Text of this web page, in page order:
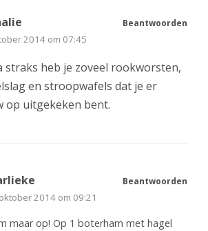
2014 om 07:45
straks heb je zoveel rookworsten,
en stroopwafels dat je er
op uitgekeken bent.
Beantwoorden
2014 om 09:21
maar op! Op 1 boterham met hagel
Beantwoorden